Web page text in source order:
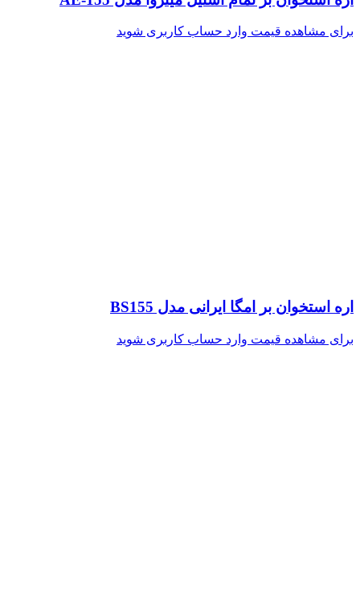
برای مشاهده قیمت وارد حساب کاربری شوید
اره استخوان بر امگا ایرانی مدل BS155
برای مشاهده قیمت وارد حساب کاربری شوید